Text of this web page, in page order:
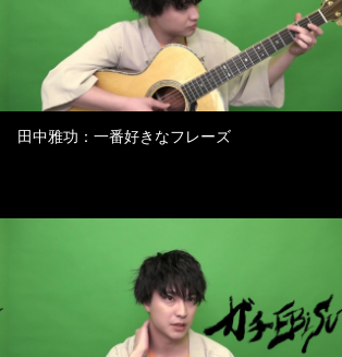
田中雅功：一番好きなフレーズ